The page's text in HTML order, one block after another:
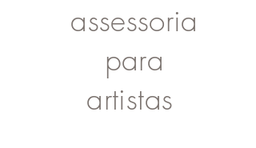
assessoria
para
artistas